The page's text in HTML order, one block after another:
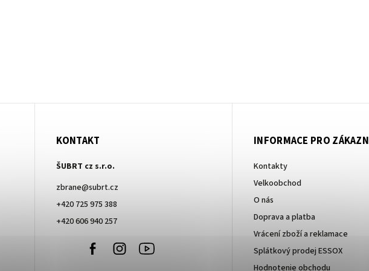
KONTAKT
ŠUBRT cz s.r.o.
zbrane@subrt.cz
+420 725 975 388
+420 606 940 257
+420
Facebook Instagram
INFORMACE PRO
Kontakty
Velkoobchod
O nás
Doprava a platba
Vrácení zboží a reklamace
Splátkový prodej ESSOX
Hodnotenie obchodu